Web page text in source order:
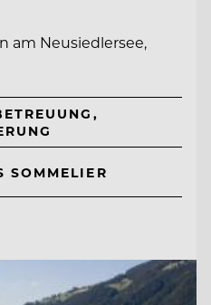
am Neusiedlersee,
SOMMELIER